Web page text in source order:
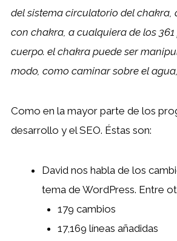
del sistema circulatorio del chakra,
con chakra, a cualquiera de los
cuerpo. el chakra puede ser
modo, como caminar sobre el
Como en la mayor parte de los
desarrollo y el SEO. Éstas son:
David nos habla de los
tema de WordPress. Entre
179 cambios
17,169 líneas añadidas